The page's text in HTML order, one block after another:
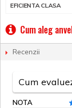
EFICIENTA CLASA
Cum aleg
Recenzii
Cum
NOTA